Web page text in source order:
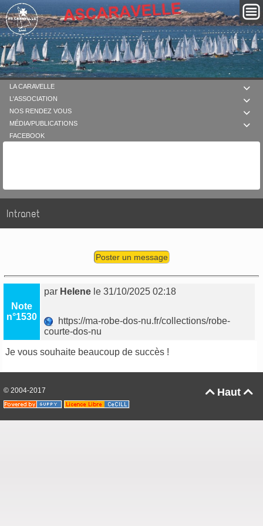

LA CARAVELLE

L'ASSOCIATION

NOS RENDEZ VOUS

MÉDIA/PUBLICATIONS
FACEBOOK
Intranet
Poster un message
Note
n°1530
par Helene le 31/10/2025 02:18
https://ma-robe-dos-nu.fr/collections/robe-
courte-dos-nu
Je vous souhaite beaucoup de succès !
Haut 
© 2004-2017